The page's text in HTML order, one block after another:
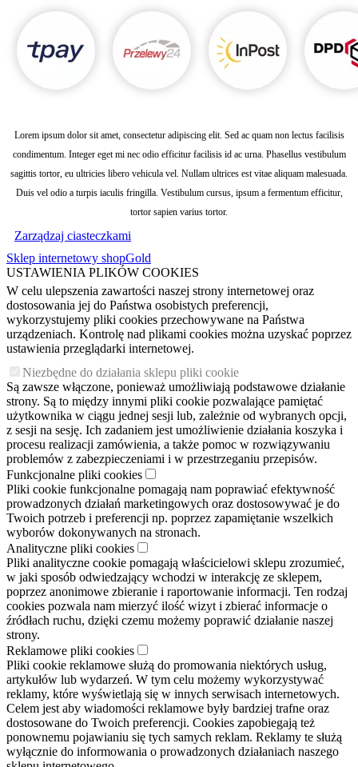
Lorem ipsum dolor sit amet, consectetur adipiscing elit. Sed ac quam non lectus facilisis
condimentum. Integer eget mi nec odio efficitur facilisis id ac urna. Phasellus vestibulum
sagittis tortor, eu ultricies libero vehicula vel. Nullam ultrices est vitae aliquam malesuada.
Duis vel odio a turpis iaculis fringilla. Vestibulum cursus, ipsum a fermentum efficitur,
tortor sapien varius tortor.
Zarządzaj ciasteczkami
Sklep internetowy shopGold
USTAWIENIA PLIKÓW COOKIES
W celu ulepszenia zawartości naszej strony internetowej oraz
dostosowania jej do Państwa osobistych preferencji,
wykorzystujemy pliki cookies przechowywane na Państwa
urządzeniach. Kontrolę nad plikami cookies można uzyskać poprzez
ustawienia przeglądarki internetowej.
Niezbędne do działania sklepu pliki cookie
Są zawsze włączone, ponieważ umożliwiają podstawowe działanie
strony. Są to między innymi pliki cookie pozwalające pamiętać
użytkownika w ciągu jednej sesji lub, zależnie od wybranych opcji,
z sesji na sesję. Ich zadaniem jest umożliwienie działania koszyka i
procesu realizacji zamówienia, a także pomoc w rozwiązywaniu
problemów z zabezpieczeniami i w przestrzeganiu przepisów.
Funkcjonalne pliki cookies
Pliki cookie funkcjonalne pomagają nam poprawiać efektywność
prowadzonych działań marketingowych oraz dostosowywać je do
Twoich potrzeb i preferencji np. poprzez zapamiętanie wszelkich
wyborów dokonywanych na stronach.
Analityczne pliki cookies
Pliki analityczne cookie pomagają właścicielowi sklepu zrozumieć,
w jaki sposób odwiedzający wchodzi w interakcję ze sklepem,
poprzez anonimowe zbieranie i raportowanie informacji. Ten rodzaj
cookies pozwala nam mierzyć ilość wizyt i zbierać informacje o
źródłach ruchu, dzięki czemu możemy poprawić działanie naszej
strony.
Reklamowe pliki cookies
Pliki cookie reklamowe służą do promowania niektórych usług,
artykułów lub wydarzeń. W tym celu możemy wykorzystywać
reklamy, które wyświetlają się w innych serwisach internetowych.
Celem jest aby wiadomości reklamowe były bardziej trafne oraz
dostosowane do Twoich preferencji. Cookies zapobiegają też
ponownemu pojawianiu się tych samych reklam. Reklamy te służą
wyłącznie do informowania o prowadzonych działaniach naszego